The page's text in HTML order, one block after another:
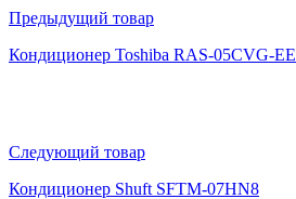
Предыдущий товар
Кондиционер Toshiba RAS-05CVG-EE
Следующий товар
Кондиционер Shuft SFTM-07HN8